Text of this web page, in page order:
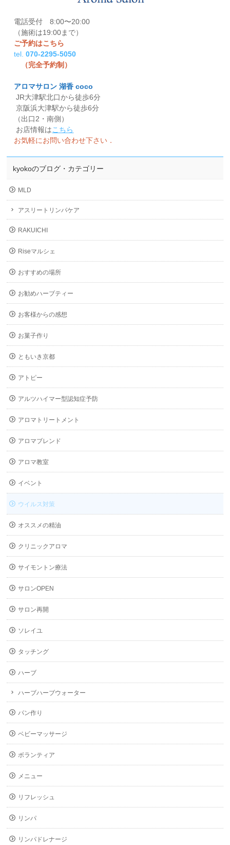
電話受付 8:00〜20:00
（施術は19:00まで）
ご予約はこちら
tel.070-2295-5050
（完全予約制）
アロマサロン 湖香 coco
JR大津駅北口から徒歩6分
京阪浜大津駅から徒歩6分
（出口2・南側）
お店情報はこちら
お気軽にお問い合わせ下さい．
kyokoのブログ・カテゴリー
MLD
アスリートリンパケア
RAKUICHI
Riseマルシェ
おすすめの場所
お勧めハーブティー
お客様からの感想
お菓子作り
ともいき京都
アトピー
アルツハイマー型認知症予防
アロマトリートメント
アロマブレンド
アロマ教室
イベント
ウイルス対策
オススメの精油
クリニックアロマ
サイモントン療法
サロンOPEN
サロン再開
ソレイユ
タッチング
ハーブ
ハーブハーブウォーター
パン作り
ベビーマッサージ
ボランティア
メニュー
リフレッシュ
リンパ
リンパドレナージ